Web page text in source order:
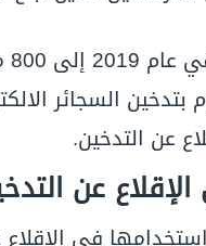
الأمريكية.
عن